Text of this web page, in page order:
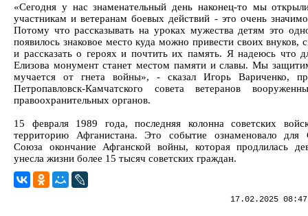
«Сегодня у нас знаменательный день наконец-то мы
участникам и ветеранам боевых действий - это очень
Потому что рассказывать на уроках мужества детям это
появилось знаковое место куда можно привести своих внуков,
и рассказать о героях и почтить их память. Я надеюсь что
Елизова монумент станет местом памяти и славы. Мы
мучается от гнета войны», - сказал Игорь Вариченко,
Петропавловск-Камчатского совета ветеранов
правоохранительных органов.
15 февраля 1989 года, последняя колонна советских
территорию Афганистана. Это событие ознаменовало для
Союза окончание Афганской войны, которая продлилась
унесла жизни более 15 тысяч советских граждан.
17.02.2025